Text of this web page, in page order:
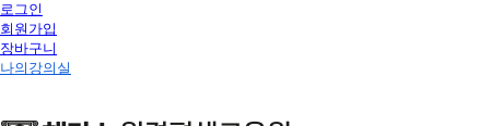
로그인
회원가입
장바구니
나의강의실